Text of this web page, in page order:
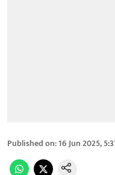
Published on:16 Jun 2025,